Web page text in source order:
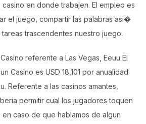
en donde trabajen. El empleo es
el juego, compartir las palabras asi�
trascendentes nuestro juego.
referente a Las Vegas, Eeuu El
Casino es USD 18,101 por anualidad
Referente a las casinos amantes,
permitir cual los jugadores toquen
caso de que hablamos de algun